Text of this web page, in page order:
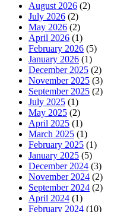
August 2026 (2)
July 2026 (2)
May 2026 (2)
April 2026 (1)
February 2026 (5)
January 2026 (1)
December 2025 (2)
November 2025 (3)
September 2025 (2)
July 2025 (1)
May 2025 (2)
April 2025 (1)
March 2025 (1)
February 2025 (1)
January 2025 (5)
December 2024 (3)
November 2024 (2)
September 2024 (2)
April 2024 (1)
February 2024 (10)